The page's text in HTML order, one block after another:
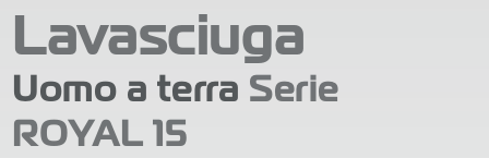
Lavasciuga
Uomo a terra Serie
ROYAL 15